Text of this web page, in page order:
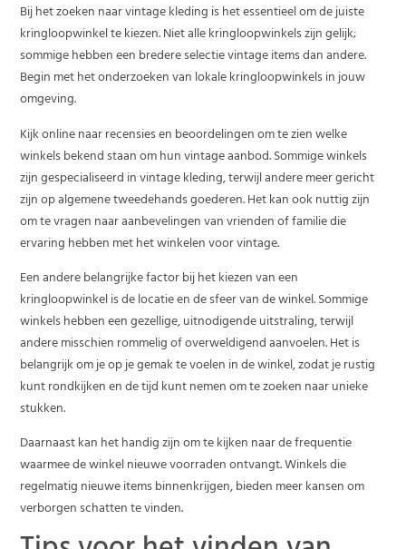
Bij het zoeken naar vintage kleding is het essentieel om de juiste
kringloopwinkel te kiezen. Niet alle kringloopwinkels zijn gelijk;
sommige hebben een bredere selectie vintage items dan andere.
Begin met het onderzoeken van lokale kringloopwinkels in jouw
omgeving.
Kijk online naar recensies en beoordelingen om te zien welke
winkels bekend staan om hun vintage aanbod. Sommige winkels
zijn gespecialiseerd in vintage kleding, terwijl andere meer gericht
zijn op algemene tweedehands goederen. Het kan ook nuttig zijn
om te vragen naar aanbevelingen van vrienden of familie die
ervaring hebben met het winkelen voor vintage.
Een andere belangrijke factor bij het kiezen van een
kringloopwinkel is de locatie en de sfeer van de winkel. Sommige
winkels hebben een gezellige, uitnodigende uitstraling, terwijl
andere misschien rommelig of overweldigend aanvoelen. Het is
belangrijk om je op je gemak te voelen in de winkel, zodat je rustig
kunt rondkijken en de tijd kunt nemen om te zoeken naar unieke
stukken.
Daarnaast kan het handig zijn om te kijken naar de frequentie
waarmee de winkel nieuwe voorraden ontvangt. Winkels die
regelmatig nieuwe items binnenkrijgen, bieden meer kansen om
verborgen schatten te vinden.